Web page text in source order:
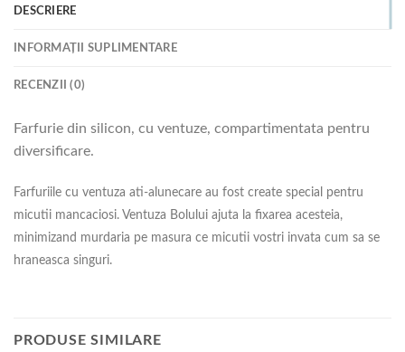
DESCRIERE
INFORMAȚII SUPLIMENTARE
RECENZII (0)
Farfurie din silicon, cu ventuze, compartimentata pentru
diversificare.
Farfuriile cu ventuza ati-alunecare au fost create special pentru
micutii mancaciosi. Ventuza Bolului ajuta la fixarea acesteia,
minimizand murdaria pe masura ce micutii vostri invata cum sa se
hraneasca singuri.
PRODUSE SIMILARE